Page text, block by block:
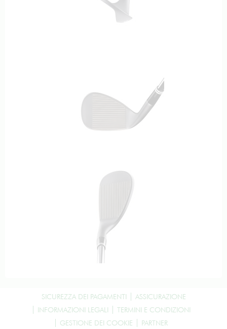
SICUREZZA DEI PAGAMENTI
ASSICURAZIONE
INFORMAZIONI LEGALI
TERMINI E CONDIZIONI
GESTIONE DEI COOKIE
PARTNER